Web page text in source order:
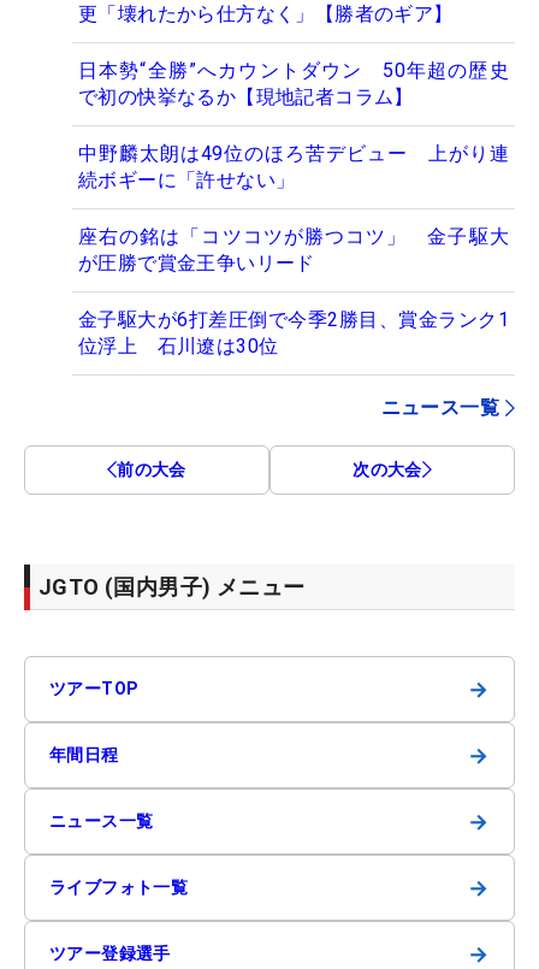
更「壊れたから仕方なく」【勝者のギア】
日本勢“全勝”へカウントダウン 50年超の歴史
で初の快挙なるか【現地記者コラム】
中野麟太朗は49位のほろ苦デビュー 上がり連
続ボギーに「許せない」
座右の銘は「コツコツが勝つコツ」 金子駆大
が圧勝で賞金王争いリード
金子駆大が6打差圧倒で今季2勝目、賞金ランク1
位浮上 石川遼は30位
ニュース一覧
前の大会 次の大会
JGTO (国内男子) メニュー
ツアーTOP →
年間日程 →
ニュース一覧 →
ライブフォト一覧 →
ツアー登録選手 →